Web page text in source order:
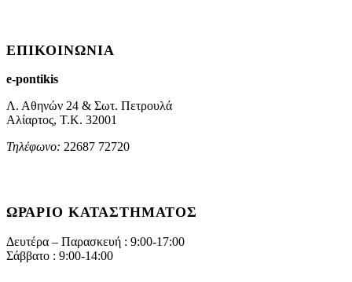
ΕΠΙΚΟΙΝΩΝΊΑ
e-pontikis
Λ. Αθηνών 24 & Σωτ. Πετρουλά
Αλίαρτος, Τ.Κ. 32001
Τηλέφωνο: 22687 72720
ΩΡΆΡΙΟ ΚΑΤΑΣΤΉΜΑΤΟΣ
Δευτέρα – Παρασκευή : 9:00-17:00
Σάββατο : 9:00-14:00